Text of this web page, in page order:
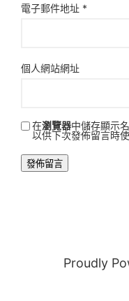
電子郵件地址 *
個人網站網址
在瀏覽器中儲存顯示
以供下次發佈留言時使
Proudly